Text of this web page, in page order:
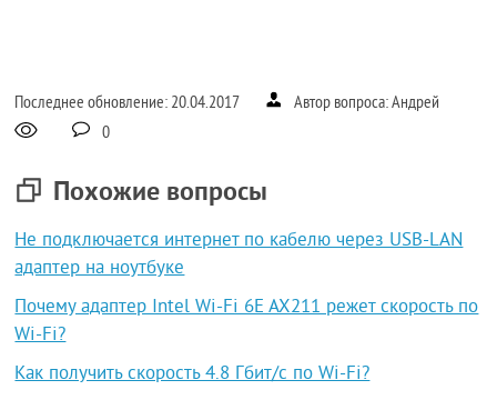
Последнее обновление: 20.04.2017
Автор вопроса: Андрей
0
Похожие вопросы
Не подключается интернет по кабелю через USB-LAN
адаптер на ноутбуке
Почему адаптер Intel Wi-Fi 6E AX211 режет скорость по
Wi-Fi?
Как получить скорость 4.8 Гбит/с по Wi-Fi?